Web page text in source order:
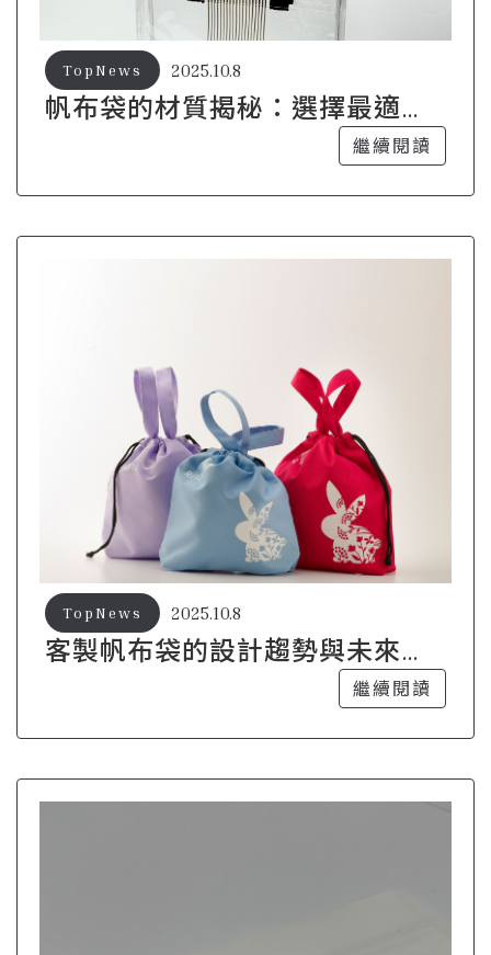
帆布袋的材質揭秘：選擇最適合
2025.10.8
TopNews
繼續閱讀
客製帆布袋的設計趨勢與未來發
2025.10.8
TopNews
繼續閱讀